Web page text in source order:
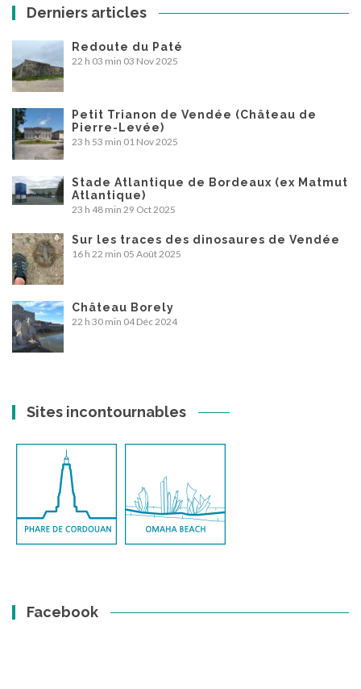
Derniers articles
Redoute du Paté
22 h 03 min 03 Nov 2025
Petit Trianon de Vendée (Château de
Pierre-Levée)
23 h 53 min 01 Nov 2025
Stade Atlantique de Bordeaux (ex Matmut
Atlantique)
23 h 48 min 29 Oct 2025
Sur les traces des dinosaures de Vendée
16 h 22 min 05 Août 2025
Château Borely
22 h 30 min 04 Déc 2024
Sites incontournables
Facebook